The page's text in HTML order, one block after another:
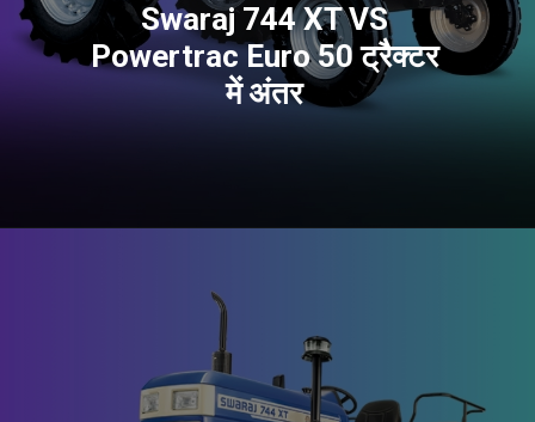
Swaraj 744 XT VS
Powertrac Euro 50 ट्रैक्टर
में अंतर